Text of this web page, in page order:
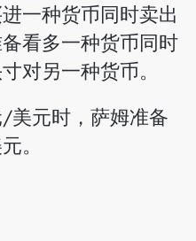
一种货币同时卖出
看多一种货币同时
对另一种货币。
美元时，萨姆准备
。